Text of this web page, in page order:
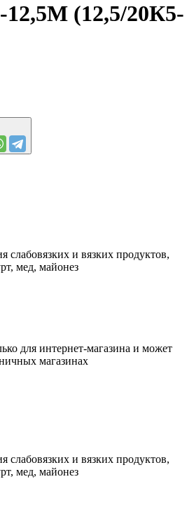
(12,5/20К5-
слабовязких и вязких продуктов,
мед, майонез
для интернет-магазина и может
магазинах
слабовязких и вязких продуктов,
мед, майонез